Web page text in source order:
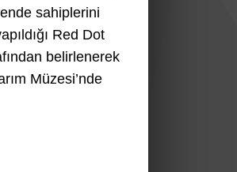
sahiplerini
Red Dot
belirlenerek
Müzesi’nde